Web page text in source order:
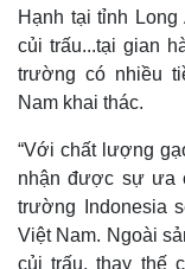
Thể thao
Bóng đá
Thế giới thể thao
eSports
Hậu trường
Hạnh tại tỉnh
củi trấu...tại gian
trường có nhiều
Nam khai thác.
“Với chất lượng
nhận được sự ưa
trường Indonesia
Việt Nam. Ngoài
củi trấu, thay thế